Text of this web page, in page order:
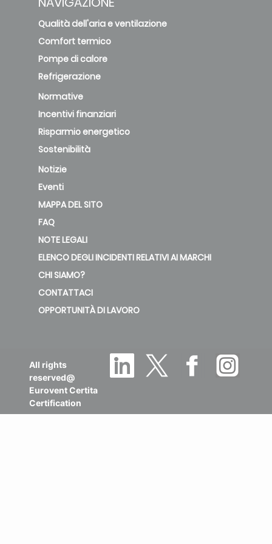
Qualità dell'aria e ventilazione
Comfort termico
Pompe di calore
Refrigerazione
Normative
Incentivi finanziari
Risparmio energetico
Sostenibilità
Notizie
Eventi
MAPPA DEL SITO
FAQ
NOTE LEGALI
ELENCO DEGLI INCIDENTI RELATIVI AI MARCHI
CHI SIAMO?
CONTATTACI
OPPORTUNITÀ DI LAVORO
All rights
reserved@
Eurovent Certita
Certification